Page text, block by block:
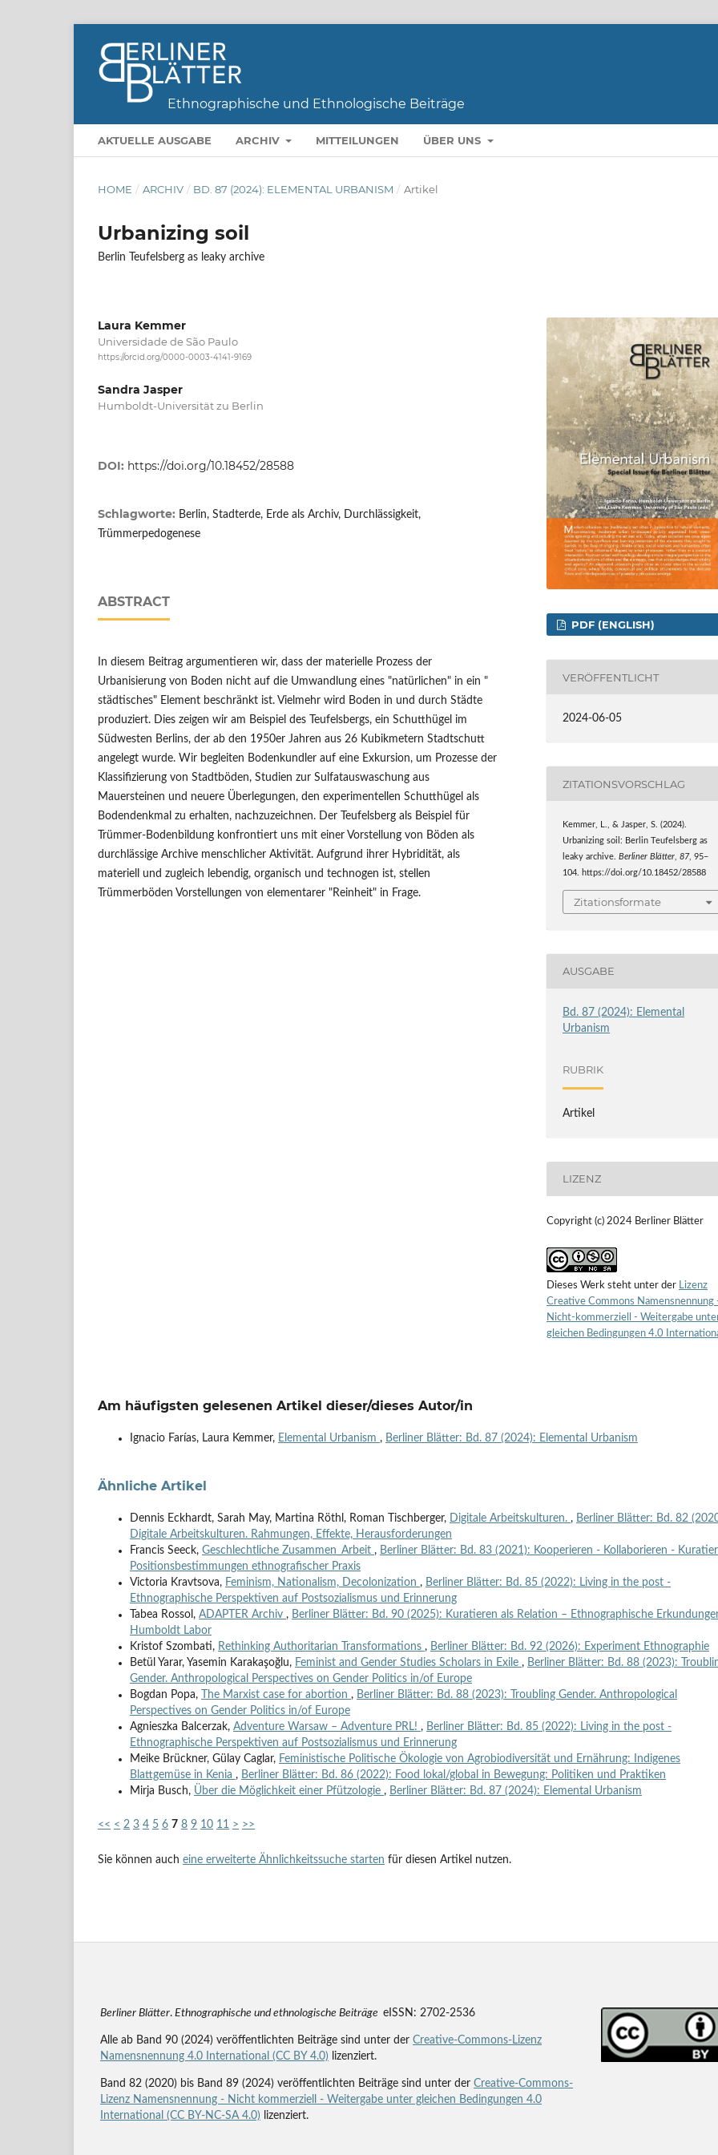
AKTUELLE AUSGABE ARCHIV MITTEILUNGEN ÜBER UNS
HOME / ARCHIV / BD. 87 (2024): ELEMENTAL URBANISM / Artikel
Urbanizing soil
Berlin Teufelsberg as leaky archive
Laura Kemmer
Universidade de São Paulo
https://orcid.org/0000-0003-4141-9169
Sandra Jasper
Humboldt-Universität zu Berlin
DOI: https://doi.org/10.18452/28588
Schlagworte: Berlin, Stadterde, Erde als Archiv, Durchlässigkeit,
Trümmerpedogenese
ABSTRACT
In diesem Beitrag argumentieren wir, dass der materielle Prozess der
Urbanisierung von Boden nicht auf die Umwandlung eines "natürlichen" in ein "
städtisches" Element beschränkt ist. Vielmehr wird Boden in und durch Städte
produziert. Dies zeigen wir am Beispiel des Teufelsbergs, ein Schutthügel im
Südwesten Berlins, der ab den 1950er Jahren aus 26 Kubikmetern Stadtschutt
angelegt wurde. Wir begleiten Bodenkundler auf eine Exkursion, um Prozesse der
Klassifizierung von Stadtböden, Studien zur Sulfatauswaschung aus
Mauersteinen und neuere Überlegungen, den experimentellen Schutthügel als
Bodendenkmal zu erhalten, nachzuzeichnen. Der Teufelsberg als Beispiel für
Trümmer-Bodenbildung konfrontiert uns mit einer Vorstellung von Böden als
durchlässige Archive menschlicher Aktivität. Aufgrund ihrer Hybridität, als
materiell und zugleich lebendig, organisch und technogen ist, stellen
Trümmerböden Vorstellungen von elementarer "Reinheit" in Frage.
PDF (ENGLISH)
VERÖFFENTLICHT
2024-06-05
ZITATIONSVORSCHLAG
Kemmer, L., & Jasper, S. (2024).
Urbanizing soil: Berlin Teufelsberg as
leaky archive.Berliner Blätter,87, 95–
104. https://doi.org/10.18452/28588
Zitationsformate
AUSGABE
Bd. 87 (2024): Elemental
Urbanism
RUBRIK
Artikel
LIZENZ
Copyright (c) 2024 Berliner Blätter
Dieses Werk steht unter der Lizenz
Creative Commons Namensnennung
Nicht-kommerziell - Weitergabe
gleichen Bedingungen 4.0
Am häufigsten gelesenen Artikel dieser/dieses Autor/in
Ignacio Farías, Laura Kemmer, Elemental Urbanism , Berliner Blätter: Bd. 87 (2024): Elemental Urbanism
Ähnliche Artikel
Dennis Eckhardt, Sarah May, Martina Röthl, Roman Tischberger, Digitale Arbeitskulturen. , Berliner Blätter: Bd. 82
Digitale Arbeitskulturen. Rahmungen, Effekte, Herausforderungen
Francis Seeck, Geschlechtliche Zusammen_Arbeit , Berliner Blätter: Bd. 83 (2021): Kooperieren - Kollaborieren -
Positionsbestimmungen ethnografischer Praxis
Victoria Kravtsova, Feminism, Nationalism, Decolonization , Berliner Blätter: Bd. 85 (2022): Living in the post -
Ethnographische Perspektiven auf Postsozialismus und Erinnerung
Tabea Rossol, ADAPTER Archiv , Berliner Blätter: Bd. 90 (2025): Kuratieren als Relation – Ethnographische
Humboldt Labor
Kristof Szombati, Rethinking Authoritarian Transformations , Berliner Blätter: Bd. 92 (2026): Experiment Ethnographie
Betül Yarar, Yasemin Karakaşoğlu, Feminist and Gender Studies Scholars in Exile , Berliner Blätter: Bd. 88 (2023):
Gender. Anthropological Perspectives on Gender Politics in/of Europe
Bogdan Popa,
The Marxist case for abortion , Berliner Blätter: Bd. 88 (2023): Troubling Gender. Anthropological
Perspectives on Gender Politics in/of Europe
Agnieszka Balcerzak, Adventure Warsaw – Adventure PRL! , Berliner Blätter: Bd. 85 (2022): Living in the post -
Ethnographische Perspektiven auf Postsozialismus und Erinnerung
Meike Brückner, Gülay Caglar, Feministische Politische Ökologie von Agrobiodiversität und Ernährung: Indigenes
Blattgemüse in Kenia , Berliner Blätter: Bd. 86 (2022): Food lokal/global in Bewegung: Politiken und Praktiken
Mirja Busch, Über die Möglichkeit einer Pfützologie , Berliner Blätter: Bd. 87 (2024): Elemental Urbanism
<< < 2 3 4 5 6 7 8 9 10 11 > >>
Sie können auch eine erweiterte Ähnlichkeitssuche starten für diesen Artikel nutzen.
Berliner Blätter. Ethnographische und ethnologische Beiträge eISSN: 2702-2536
Alle ab Band 90 (2024) veröffentlichten Beiträge sind unter der Creative-Commons-Lizenz
Namensnennung 4.0 International (CC BY 4.0) lizenziert.
Band 82 (2020) bis Band 89 (2024) veröffentlichten Beiträge sind unter der Creative-Commons-
Lizenz Namensnennung - Nicht kommerziell - Weitergabe unter gleichen Bedingungen 4.0
International (CC BY-NC-SA 4.0) lizenziert.